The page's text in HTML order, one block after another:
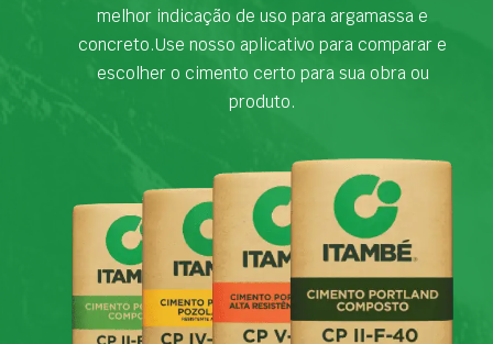
melhor indicação de uso para argamassa e
concreto.Use nosso aplicativo para comparar e
escolher o cimento certo para sua obra ou
produto.